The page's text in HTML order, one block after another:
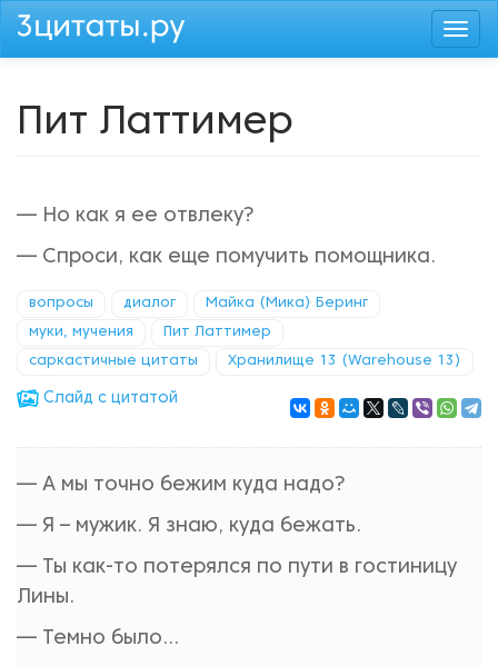
Перейти
Пит Латтимер
— Но как я ее отвлеку?
— Спроси, как еще помучить помощника.
вопросы диалог Майка (Мика) Беринг
муки, мучения Пит Латтимер
саркастичные цитаты Хранилище 13 (Warehouse 13)
Cлайд с цитатой
— А мы точно бежим куда надо?
— Я – мужик. Я знаю, куда бежать.
— Ты как-то потерялся по пути в гостиницу
Лины.
— Темно было...